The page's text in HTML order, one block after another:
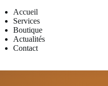
Accueil
Services
Boutique
Actualités
Contact